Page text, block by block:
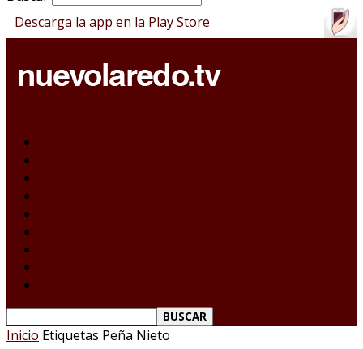
Descarga la app en la Play Store
Inicio Etiquetas Peña Nieto